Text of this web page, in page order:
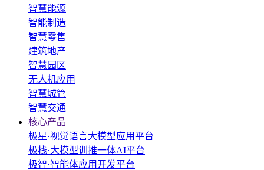
智慧能源
智能制造
智慧零售
建筑地产
智慧园区
无人机应用
智慧城管
智慧交通
核心产品
极星·视觉语言大模型应用平台
极栈·大模型训推一体AI平台
极智·智能体应用开发平台